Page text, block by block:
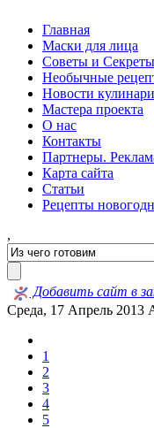
Главная
Маски для лица
Советы и Секреты
Необычные
Новости
Мастера проекта
О нас
Контакты
Партнеры.
Карта сайта
Статьи
Рецепты
,
Добавить сайт в
Среда, 17 Апрель 2013
1
2
3
4
5